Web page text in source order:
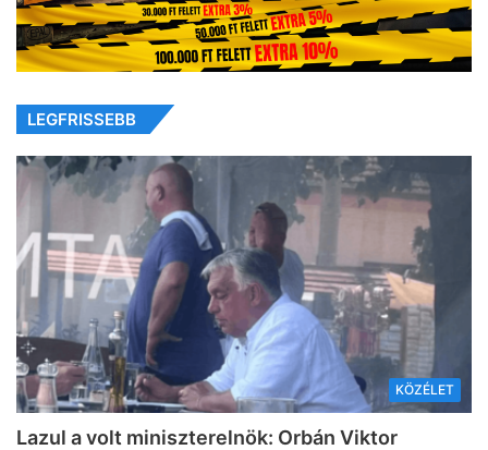
LEGFRISSEBB
KÖZÉLET
Lazul a volt miniszterelnök: Orbán Viktor